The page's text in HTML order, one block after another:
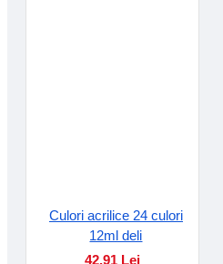
Culori acrilice 24 culori
12ml deli
42.91 Lei